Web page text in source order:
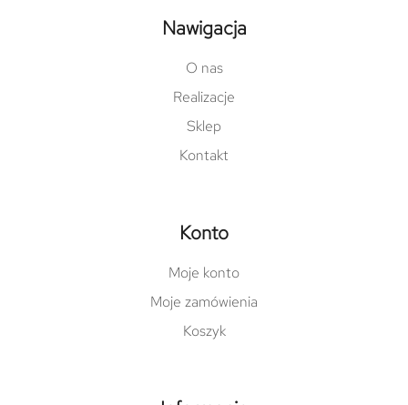
Nawigacja
O nas
Realizacje
Sklep
Kontakt
Konto
Moje konto
Moje zamówienia
Koszyk